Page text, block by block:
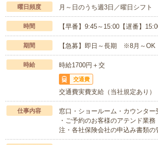
曜日頻度 月～日のうち週3日／曜日シフト
時間 【早番】9:45～15:00【遅番】
期間 【急募】即日～長期 ※8月～OK
時給 時給1700円＋交
交通費
交通費実費支給（当社規定あり）
仕事内容
窓口・ショールーム・カウンター
・ご予約のお客様のアテンド業
注・各社保険会社の申込み書類